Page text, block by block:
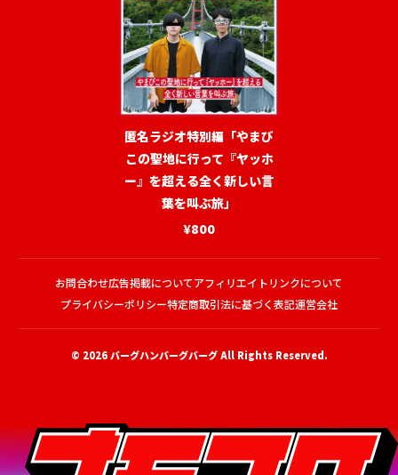
匿名ラジオ特別編「やまび
この聖地に行って『ヤッホ
ー』を超える全く新しい言
葉を叫ぶ旅」
¥800
お問合わせ広告掲載についてアフィリエイトリンクについて
プライバシーポリシー特定商取引法に基づく表記運営会社
© 2026バーグハンバーグバーグAll Rights Reserved.